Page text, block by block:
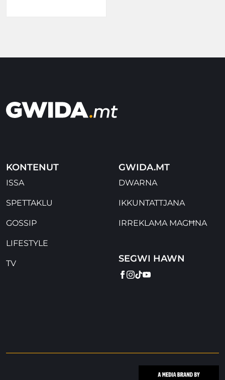
KONTENUT
ISSA
SPETTAKLU
GOSSIP
LIFESTYLE
TV
GWIDA.MT
DWARNA
IKKUNTATTJANA
IRREKLAMA MAGĦNA
SEGWI HAWN
FACEBOOK
INSTAGRAM
TIKTOK
YOUTUBE